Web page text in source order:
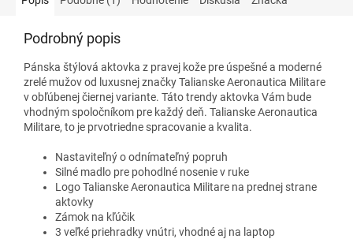
Podrobný popis
Pánska štýlová aktovka z pravej kože pre úspešné a moderné
zrelé mužov od luxusnej značky Talianske Aeronautica Militare
v obľúbenej čiernej variante. Táto trendy aktovka Vám bude
vhodným spoločníkom pre každý deň. Talianske Aeronautica
Militare, to je prvotriedne spracovanie a kvalita.
Nastaviteľný o odnímateľný popruh
Silné madlo pre pohodlné nosenie v ruke
Logo Talianske Aeronautica Militare na prednej strane
aktovky
Zámok na kľúčik
3 veľké priehradky vnútri, vhodné aj na laptop